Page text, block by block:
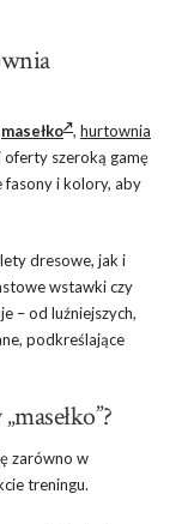
masełko , hurtownia
oferty szeroką gamę
i kolory, aby
dresowe, jak i
wstawki czy
– od luźniejszych,
podkreślające
zarówno w
treningu.